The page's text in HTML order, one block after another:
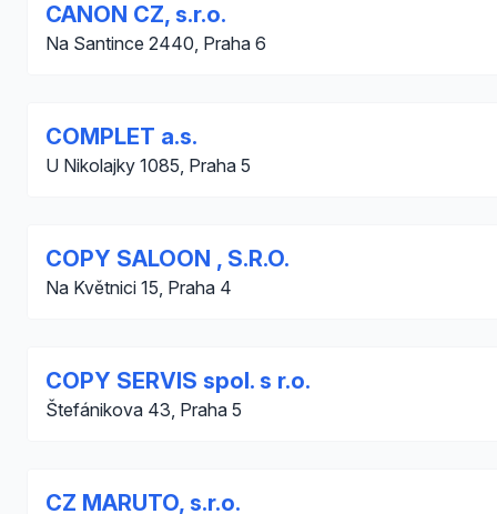
CANON CZ, s.r.o.
Na Santince 2440, Praha 6
COMPLET a.s.
U Nikolajky 1085, Praha 5
COPY SALOON , S.R.O.
Na Květnici 15, Praha 4
COPY SERVIS spol. s r.o.
Štefánikova 43, Praha 5
CZ MARUTO, s.r.o.